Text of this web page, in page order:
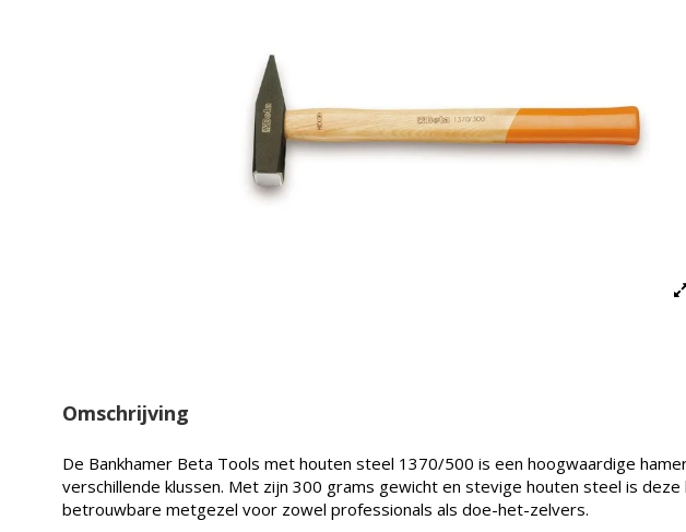
Omschrijving
De Bankhamer Beta Tools met houten steel 1370/500 is een hoogwaardige
verschillende klussen. Met zijn 300 grams gewicht en stevige houten steel is deze
betrouwbare metgezel voor zowel professionals als doe-het-zelvers.